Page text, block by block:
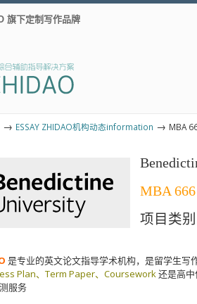
旗下定制写作品牌
→ ESSAY ZHIDAO机构动态information → MBA
MBA
项目类
是专业的英文论文指导学术机构，是留学生
Plan、Term Paper、Coursework还是高
服务